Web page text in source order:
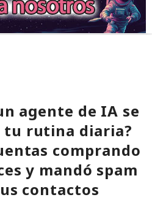
agente de IA se
tu rutina diaria?
comprando
y mandó spam
contactos